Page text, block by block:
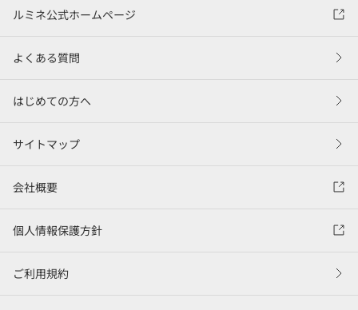
ルミネ公式ホームページ
よくある質問
はじめての方へ
サイトマップ
会社概要
個人情報保護方針
ご利用規約